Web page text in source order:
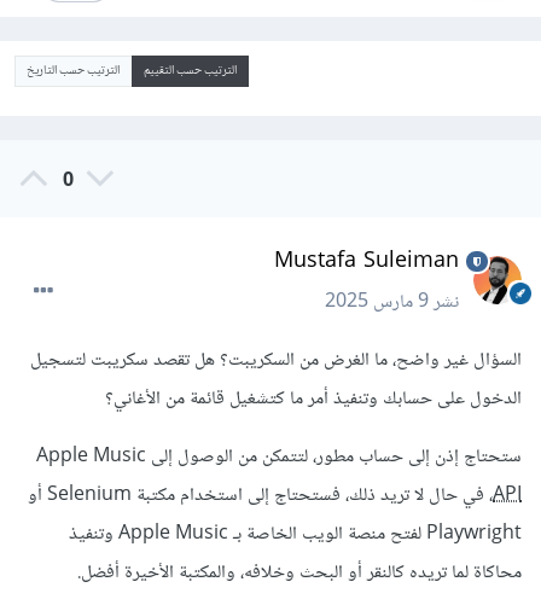
الترتيب حسب التقييم الترتيب حسب التاريخ
0
Mustafa Suleiman
نشر9 مارس 2025
السؤال غير واضح، ما الغرض من السكريبت؟ هل تقصد سكريبت لتسجيل
الدخول على حسابك وتنفيذ أمر ما كتشغيل قائمة من الأغاني؟
ستحتاج إذن إلى حساب مطور، لتتمكن من الوصول إلى Apple Music
API
، في حال لا تريد ذلك، فستحتاج إلى استخدام مكتبة Selenium أو
Playwright لفتح منصة الويب الخاصة بـ Apple Music وتنفيذ
محاكاة لما تريده كالنقر أو البحث وخلافه، والمكتبة الأخيرة أفضل.